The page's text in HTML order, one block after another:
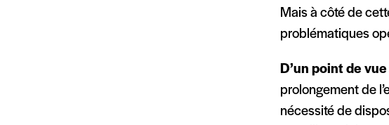
Mais à côté de
problématiques
D’un point de
prolongement de
nécessité de